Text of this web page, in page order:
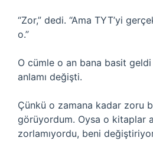
“Zor,” dedi. “Ama TYT’yi
o.”
O cümle o an bana basit
anlamı değişti.
Çünkü o zamana kadar zoru
görüyordum. Oysa o kitaplar
zorlamıyordu, beni